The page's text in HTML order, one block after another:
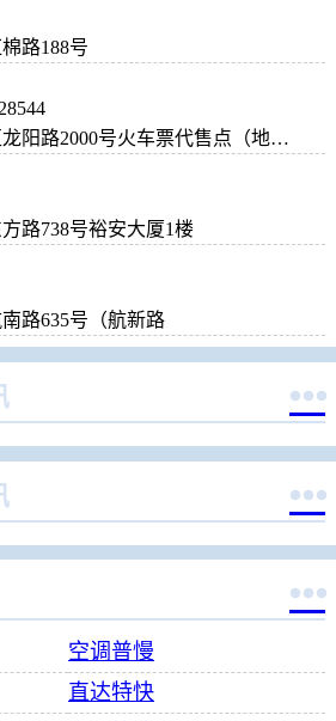
路188号
地址：上海市浦东新区龙阳路2000号火车票代售点（地铁出口）
路738号裕安大厦1楼
路635号（航新路



空调普慢
直达特快